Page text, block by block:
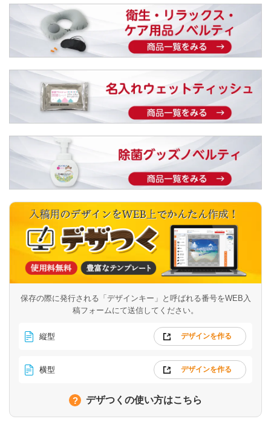
保存の際に発行される「デザインキー」と呼ばれる番号をWEB入
稿フォームにて送信してください。
縦型 デザインを作る
横型 デザインを作る
デザつくの使い方はこちら